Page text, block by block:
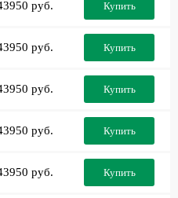
руб. Купить
руб. Купить
руб. Купить
руб. Купить
руб. Купить